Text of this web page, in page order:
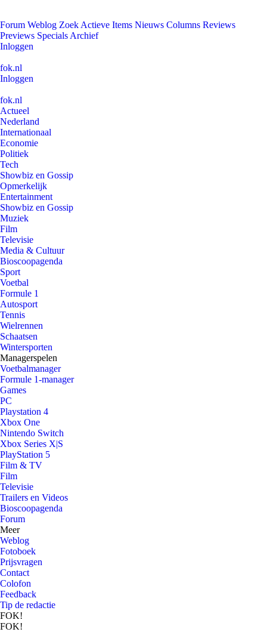
Forum Weblog Zoek Actieve Items Nieuws Columns Reviews
Previews Specials Archief
Inloggen
fok.nl
Inloggen
fok.nl
Actueel
Nederland
Internationaal
Economie
Politiek
Tech
Showbiz en Gossip
Opmerkelijk
Entertainment
Showbiz en Gossip
Muziek
Film
Televisie
Media & Cultuur
Bioscoopagenda
Sport
Voetbal
Formule 1
Autosport
Tennis
Wielrennen
Schaatsen
Wintersporten
Managerspelen
Voetbalmanager
Formule 1-manager
Games
PC
Playstation 4
Xbox One
Nintendo Switch
Xbox Series X|S
PlayStation 5
Film & TV
Film
Televisie
Trailers en Videos
Bioscoopagenda
Forum
Meer
Weblog
Fotoboek
Prijsvragen
Contact
Colofon
Feedback
Tip de redactie
FOK!
FOK!